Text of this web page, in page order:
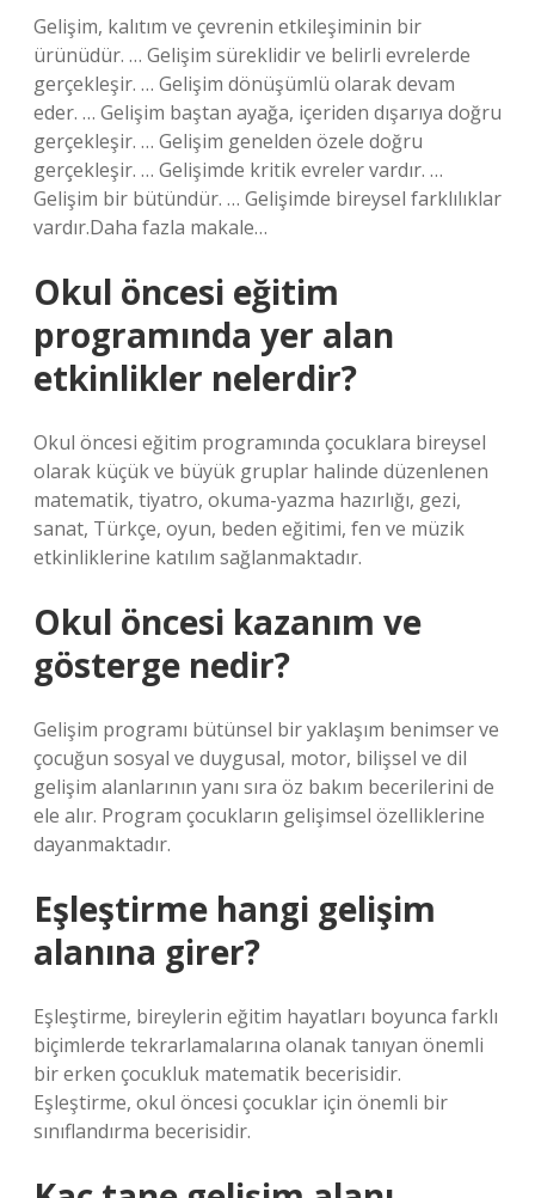
Gelişim, kalıtım ve çevrenin etkileşiminin bir
ürünüdür. … Gelişim süreklidir ve belirli evrelerde
gerçekleşir. … Gelişim dönüşümlü olarak devam
eder. … Gelişim baştan ayağa, içeriden dışarıya doğru
gerçekleşir. … Gelişim genelden özele doğru
gerçekleşir. … Gelişimde kritik evreler vardır. …
Gelişim bir bütündür. … Gelişimde bireysel farklılıklar
vardır.Daha fazla makale…
Okul öncesi eğitim
programında yer alan
etkinlikler nelerdir?
Okul öncesi eğitim programında çocuklara bireysel
olarak küçük ve büyük gruplar halinde düzenlenen
matematik, tiyatro, okuma-yazma hazırlığı, gezi,
sanat, Türkçe, oyun, beden eğitimi, fen ve müzik
etkinliklerine katılım sağlanmaktadır.
Okul öncesi kazanım ve
gösterge nedir?
Gelişim programı bütünsel bir yaklaşım benimser ve
çocuğun sosyal ve duygusal, motor, bilişsel ve dil
gelişim alanlarının yanı sıra öz bakım becerilerini de
ele alır. Program çocukların gelişimsel özelliklerine
dayanmaktadır.
Eşleştirme hangi gelişim
alanına girer?
Eşleştirme, bireylerin eğitim hayatları boyunca farklı
biçimlerde tekrarlamalarına olanak tanıyan önemli
bir erken çocukluk matematik becerisidir.
Eşleştirme, okul öncesi çocuklar için önemli bir
sınıflandırma becerisidir.